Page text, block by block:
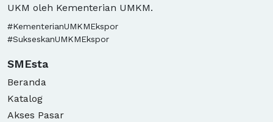
UKM oleh Kementerian UMKM.
#KementerianUMKMEkspor
#SukseskanUMKMEkspor
SMEsta
Beranda
Katalog
Akses Pasar